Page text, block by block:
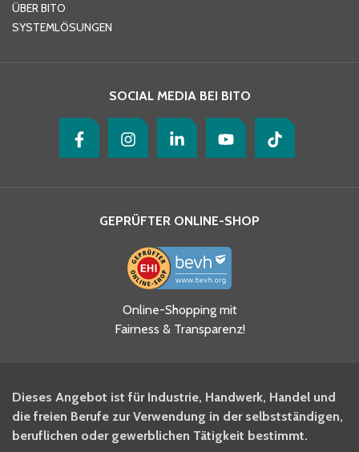
Ja, ich habe die
Datenschutzhinweise gelesen
und akzeptiere diese.
BITO Newsletter Fachwissen
Intralogistiker anmelden.
ÜBER BITO
SYSTEMLÖSUNGEN
SOCIAL MEDIA BEI BITO
GEPRÜFTER ONLINE-SHOP
Online-Shopping mit
Fairness & Transparenz!
Dieses Angebot ist für Industrie, Handwerk, Handel und
die freien Berufe zur Verwendung in der selbstständigen,
beruflichen oder gewerblichen Tätigkeit bestimmt.